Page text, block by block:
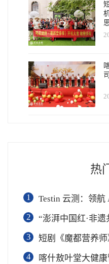
热门
1
Testin 云测：领航 AI 测试跃
2
“澎湃中国红·非遗共
3
短剧《魔都营养师》在沪开机，
4
喀什敖叶堂大健康管